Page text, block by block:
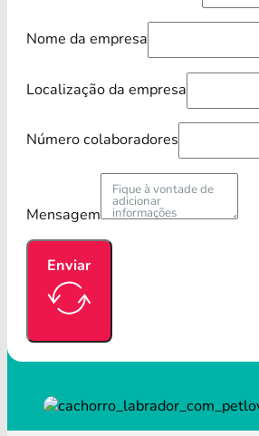
Nome da empresa
Localização da empresa
Número colaboradores
Mensagem
Enviar